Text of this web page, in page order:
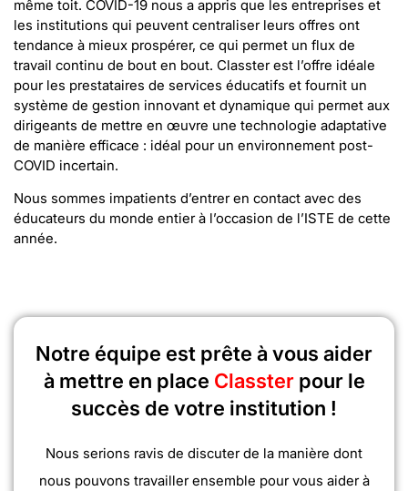
même toit. COVID-19 nous a appris que les entreprises et
les institutions qui peuvent centraliser leurs offres ont
tendance à mieux prospérer, ce qui permet un flux de
travail continu de bout en bout. Classter est l’offre idéale
pour les prestataires de services éducatifs et fournit un
système de gestion innovant et dynamique qui permet aux
dirigeants de mettre en œuvre une technologie adaptative
de manière efficace : idéal pour un environnement post-
COVID incertain.
Nous sommes impatients d’entrer en contact avec des
éducateurs du monde entier à l’occasion de l’ISTE de cette
année.
Notre équipe est prête à vous aider
à mettre en place Classter pour le
succès de votre institution !
Nous serions ravis de discuter de la manière dont
nous pouvons travailler ensemble pour vous aider à